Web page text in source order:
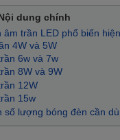
dung chính
âm trần LED phổ biến
4W và 5W
6w và 7w
8W và 9W
12W
15w
số lượng bóng đèn cần